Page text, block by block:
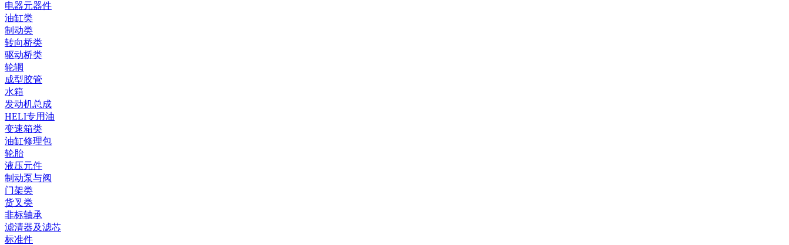
电器元器件
油缸类
制动类
转向桥类
驱动桥类
轮辋
成型胶管
水箱
发动机总成
HELI专用油
变速箱类
油缸修理包
轮胎
液压元件
制动泵与阀
门架类
货叉类
非标轴承
滤清器及滤芯
标准件